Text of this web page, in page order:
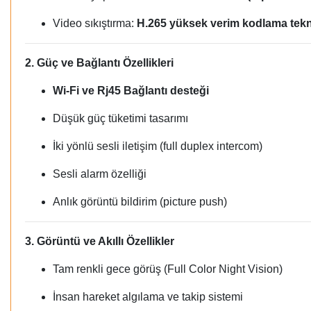
Video sıkıştırma: H.265 yüksek verim kodlama
2. Güç ve Bağlantı Özellikleri
Wi-Fi ve Rj45 Bağlantı desteği
Düşük güç tüketimi tasarımı
İki yönlü sesli iletişim (full duplex intercom)
Sesli alarm özelliği
Anlık görüntü bildirim (picture push)
3. Görüntü ve Akıllı Özellikler
Tam renkli gece görüş (Full Color Night Vision)
İnsan hareket algılama ve takip sistemi